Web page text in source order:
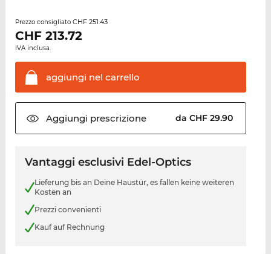
Prezzo consigliato CHF 251.43
CHF 213.72
IVA inclusa.
aggiungi nel carrello
Aggiungi prescrizione da CHF 29.90
Vantaggi esclusivi Edel-Optics
Lieferung bis an Deine Haustür, es fallen keine weiteren
Kosten an
Prezzi convenienti
Kauf auf Rechnung